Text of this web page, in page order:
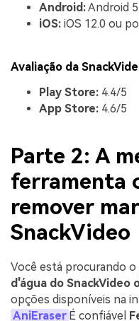
Android:Android
iOS: iOS 12.0 ou
Avaliação da
Play Store: 4.4/5
App Store: 4.6/5
Parte 2: A
ferramenta
remover
SnackVideo
Você está procurando
d'água do SnackVideo
opções disponíveis na
AniEraser É confiável